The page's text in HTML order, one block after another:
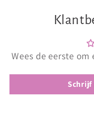
Wees de eerste
Schrijf